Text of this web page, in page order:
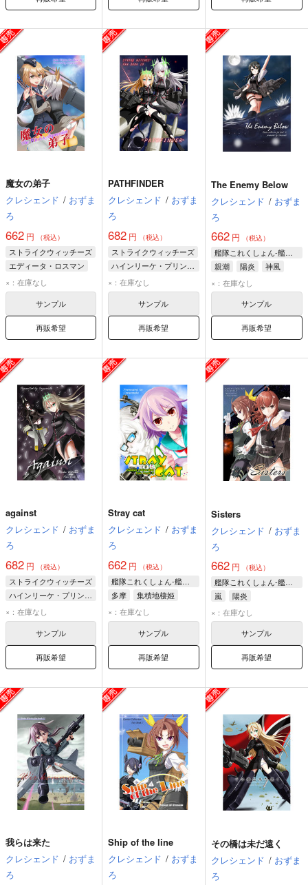
魔女の弟子
クレシェンド / おずま
ろ
662 円 （税込）
ストライクウィッチーズ
エディータ・ロスマン
×：在庫なし
サンプル
再販希望
PATHFINDER
クレシェンド / おずま
ろ
682 円 （税込）
ストライクウィッチーズ
ハインリーケ・プリンツェシン・ツー・ザイン・ウィトゲンシュタイン
×：在庫なし
サンプル
再販希望
The Enemy Below
クレシェンド / おずま
ろ
662円 （税込）
艦隊これくしょん-艦これ-
親潮
陽炎
神風
×：在庫なし
サンプル
再販希望
against
クレシェンド / おずま
ろ
682 円 （税込）
ストライクウィッチーズ
ハインリーケ・プリンツェシン・ツー・ザイン・ウィトゲンシュタイン
コンスタンティア・カンタクジノ
×：在庫なし
サンプル
再販希望
Stray cat
クレシェンド / おずま
ろ
662 円 （税込）
艦隊これくしょん-艦これ-
多摩
集積地棲姫
PT小鬼
×：在庫なし
サンプル
再販希望
Sisters
クレシェンド / おずま
ろ
662円 （税込）
艦隊これくしょん-艦これ-
嵐
陽炎
×：在庫なし
サンプル
再販希望
我らは来た
クレシェンド / おずま
ろ
Ship of the line
クレシェンド / おずま
ろ
その橋は未だ遠く
クレシェンド / おずま
ろ